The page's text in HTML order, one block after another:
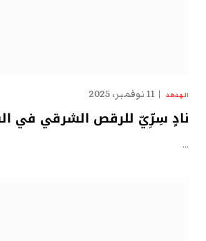
الهدهد 11 نوفمبر، 2025
نادٍ سِرِّيّ للرقص الشرقي في
…